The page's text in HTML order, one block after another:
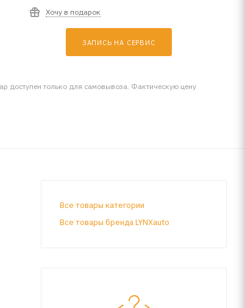
Хочу в подарок
ЗАПИСЬ НА СЕРВИС
доступен только для самовывоза. Фактическую цену
Все товары категории
Все товары бренда LYNXauto